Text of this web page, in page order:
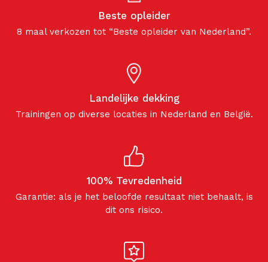
Beste opleider
8 maal verkozen tot “Beste opleider van Nederland”.
Landelijke dekking
Trainingen op diverse locaties in Nederland en België.
100% Tevredenheid
Garantie: als je het beloofde resultaat niet behaalt, is
dit ons risico.